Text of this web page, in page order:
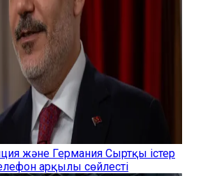
және Германия Сыртқы істер
арқылы сөйлесті